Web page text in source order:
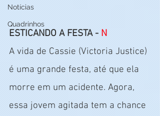
Notícias
Quadrinhos
ESTICANDO A FESTA - N
A vida de Cassie (Victoria Justice)
é uma grande festa, até que ela
morre em um acidente. Agora,
essa jovem agitada tem a chance